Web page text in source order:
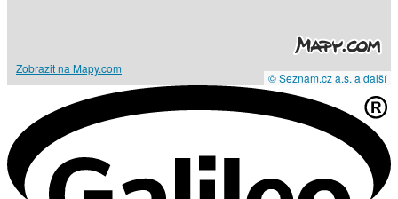
Zobrazit na Mapy.com
© Seznam.cz a.s. a další